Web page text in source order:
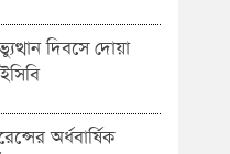
দিবসে দোয়া
অর্ধবার্ষিক